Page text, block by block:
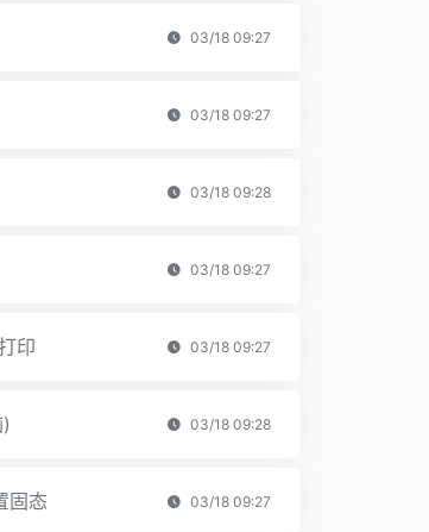
03/18 09:27
03/18 09:27
03/18 09:28
03/18 09:27
印 03/18 09:27
03/18 09:28
固态 03/18 09:27